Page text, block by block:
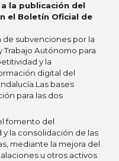
la publicación del
el Boletín Oficial de
subvenciones por la
Trabajo Autónomo para
y la
digital del
bases
para las dos
fomento del
la consolidación de las
mediante la mejora del
u otros activos